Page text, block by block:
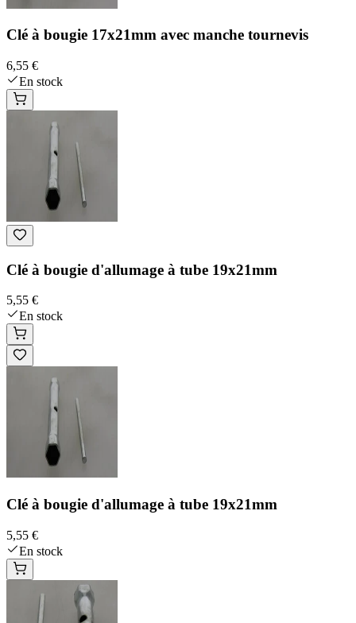
Clé à bougie 17x21mm avec manche tournevis
6,55 €
En stock
Clé à bougie d'allumage à tube 19x21mm
5,55 €
En stock
Clé à bougie d'allumage à tube 19x21mm
5,55 €
En stock